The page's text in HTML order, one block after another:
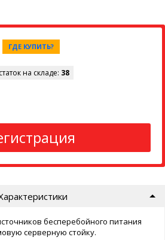
ГДЕ КУПИТЬ?
на складе: 38
бесперебойного питания
серверную стойку.